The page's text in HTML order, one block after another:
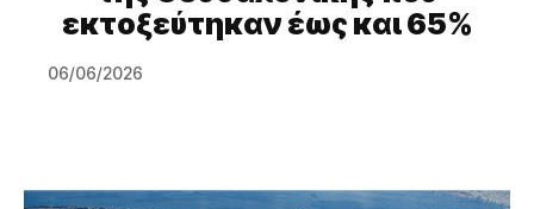
εκτοξεύτηκαν έως και 65%
06/06/2026